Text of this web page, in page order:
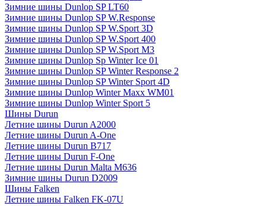
Зимние шины Dunlop SP LT60
Зимние шины Dunlop SP W.Response
Зимние шины Dunlop SP W.Sport 3D
Зимние шины Dunlop SP W.Sport 400
Зимние шины Dunlop SP W.Sport M3
Зимние шины Dunlop Sp Winter Ice 01
Зимние шины Dunlop SP Winter Response 2
Зимние шины Dunlop SP Winter Sport 4D
Зимние шины Dunlop Winter Maxx WM01
Зимние шины Dunlop Winter Sport 5
Шины Durun
Летние шины Durun A2000
Летние шины Durun A-One
Летние шины Durun B717
Летние шины Durun F-One
Летние шины Durun Malta M636
Зимние шины Durun D2009
Шины Falken
Летние шины Falken FK-07U